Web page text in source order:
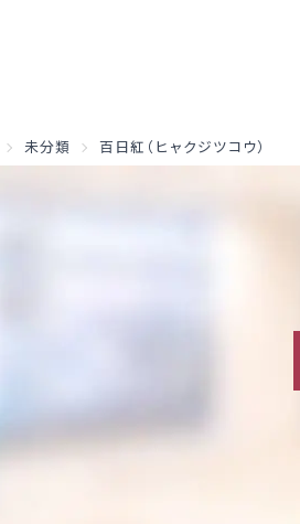
未分類 百日紅（ヒャクジツコウ）